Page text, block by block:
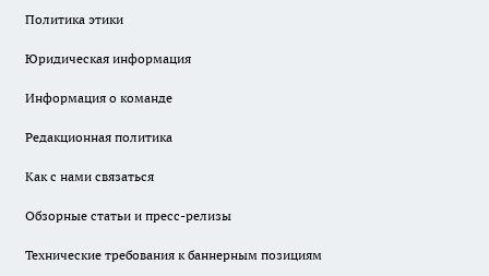
Политика этики
Юридическая информация
Информация о команде
Редакционная политика
Как с нами связаться
Обзорные статьи и пресс-релизы
Технические требования к баннерным позициям